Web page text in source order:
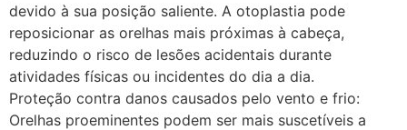
devido à sua posição saliente. A otoplastia pode
reposicionar as orelhas mais próximas à cabeça,
reduzindo o risco de lesões acidentais durante
atividades físicas ou incidentes do dia a dia.
Proteção contra danos causados pelo vento e frio:
Orelhas proeminentes podem ser mais suscetíveis a